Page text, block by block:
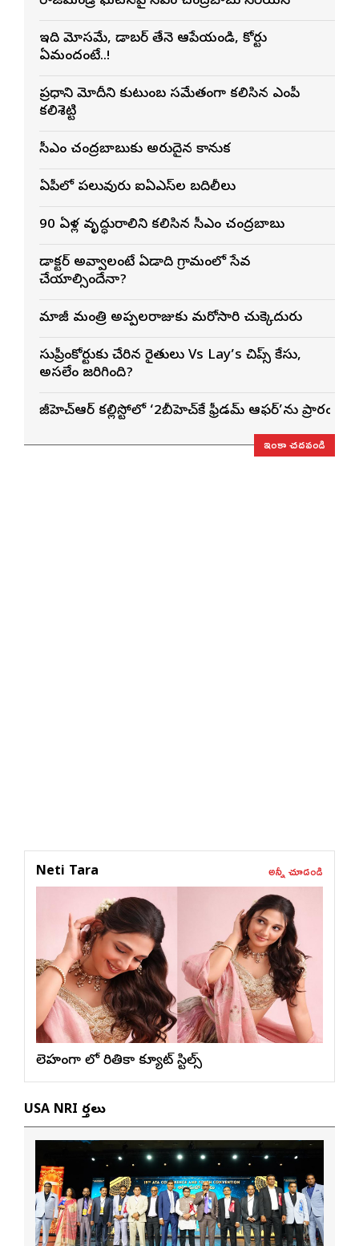
ఇది మోసమే, డాబర్‌ తేనె ఆపేయండి, కోర్టు
ఏమందంటే..!
ప్రధాని మోదీని కుటుంబ సమేతంగా కలిసిన ఎంపీ
కలిశెట్టి
సీఎం చంద్రబాబుకు అరుదైన కానుక
ఏపీలో పలువురు ఐఏఎస్‌ల బదిలీలు
90 ఏళ్ల వృద్ధురాలిని కలిసిన సీఎం చంద్రబాబు
డాక్టర్ అవ్వాలంటే ఏడాది గ్రామంలో సేవ
చేయాల్సిందేనా?
మాజీ మంత్రి అప్పలరాజుకు మరోసారి చుక్కెదురు
సుప్రీంకోర్టుకు చేరిన రైతులు Vs Lay’s చిప్స్‌ కేసు,
అసలేం జరిగింది?
జీహెచ్ఆర్ కల్లిస్టోలో ‘2బీహెచ్‌కే ఫ్రీడమ్ ఆఫర్’ను
ఇంకా చదవండి
Neti Tara అన్నీ చూడండి
లెహంగా లో రితికా క్యూట్ స్టిల్స్
USA NRI వార్తలు